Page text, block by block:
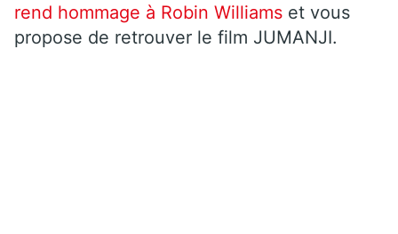
rend hommage à Robin Williams et vous
propose de retrouver le film JUMANJI.